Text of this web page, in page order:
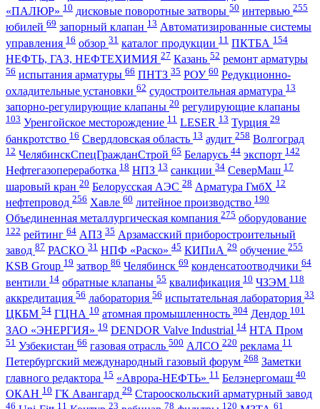
«ПАЛЮР» 10 дисковые поворотные затворы 50 интервью 255
юбилей 69 запорный клапан 13 Автоматизированные системы
управления 16 обзор 31 каталог продукции 11 ПКТБА 154
НЕФТЬ, ГАЗ, НЕФТЕХИМИЯ 27 Казань 52 ремонт арматуры
56 испытания арматуры 66 ПНТЗ 35 РОУ 60 Редукционно-
охладительные установки 62 судостроительная арматура 13
запорно-регулирующие клапаны 20 регулирующие клапаны
103 Уренгойское месторождение 11 LESER 13 Турция 29
банкротство 16 Свердловская область 13 аудит 258 Волгоград
12 ЧелябинскСпецГражданСтрой 65 Беларусь 44 экспорт 142
Нефтегазопереработка 18 НПЗ 13 санкции 34 СеверМаш 17
шаровый кран 20 Белорусская АЭС 28 Арматура ГмбХ 12
нефтепровод 256 Хавле 60 литейное производство 190
Объединенная металлургическая компания 275 оборудование
122 рейтинг 64 АПЗ 35 Арзамасский приборостроительный
завод 87 РАСКО 31 НПФ «Раско» 45 КИПиА 29 обучение 255
KSB Group 19 затвор 86 Челябинск 69 конденсатоотводчики 64
вентили 14 обратные клапаны 55 квалификация 10 ЧЗЭМ 118
аккредитация 56 лаборатория 56 испытательная лаборатория 33
ЦКБМ 54 ГЦНА 10 атомная промышленность 304 Дендор 101
ЗАО «ЭНЕРГИЯ» 19 DENDOR Valve Industrial 14 НТА Пром
51 Узбекистан 66 газовая отрасль 500 АЛСО 220 реклама 11
Петербургский международный газовый форум 268 Заметки
главного редактора 15 «Аврора-НЕФТЬ» 11 Белэнергомаш 40
ОКАН 10 ГК Авангард 29 Старооскольский арматурный завод
46 11 23 78 120 61